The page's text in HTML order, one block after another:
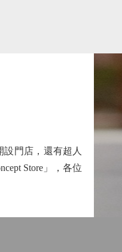
門店，還有超人
Store」，各位